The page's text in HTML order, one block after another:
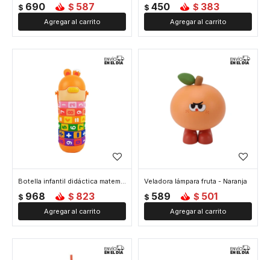
$ 690 $ 587 $ 450 $ 383
Botella infantil didáctica matemática - Naranja
$ 968 $ 823
Veladora lámpara fruta - Naranja
$ 589 $ 501